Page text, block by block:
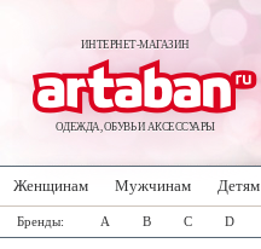
ИНТЕРНЕТ-МАГАЗИН
ОДЕЖДА, ОБУВЬ И АКСЕССУАРЫ
Женщинам Мужчинам Детям
Бренды: A B C D